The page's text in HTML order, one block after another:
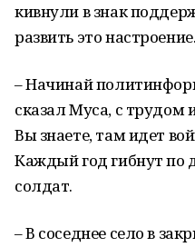
кивнули в знак
развить это настроение.
– Начинай
сказал Муса, с трудом
Вы знаете, там идет
Каждый год гибнут по
солдат.
– В соседнее село в